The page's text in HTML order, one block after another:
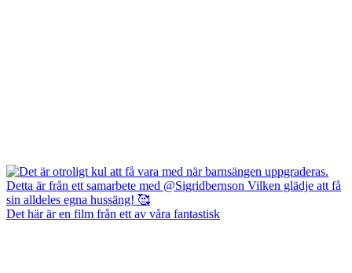
Det här är en film från ett av våra fantastisk